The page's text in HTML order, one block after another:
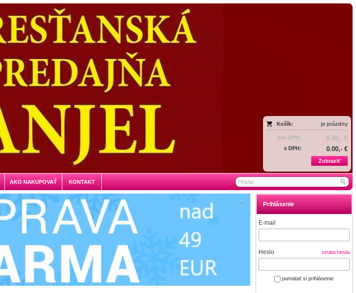
Košík: je prázdny
bez DPH: 0.00,- €
s DPH: 0.00,- €
Zobraziť
AKO NAKUPOVAŤ KONTAKT
Prihlásenie
E-mail
Heslo strata hesla
pamätať si prihlásenie